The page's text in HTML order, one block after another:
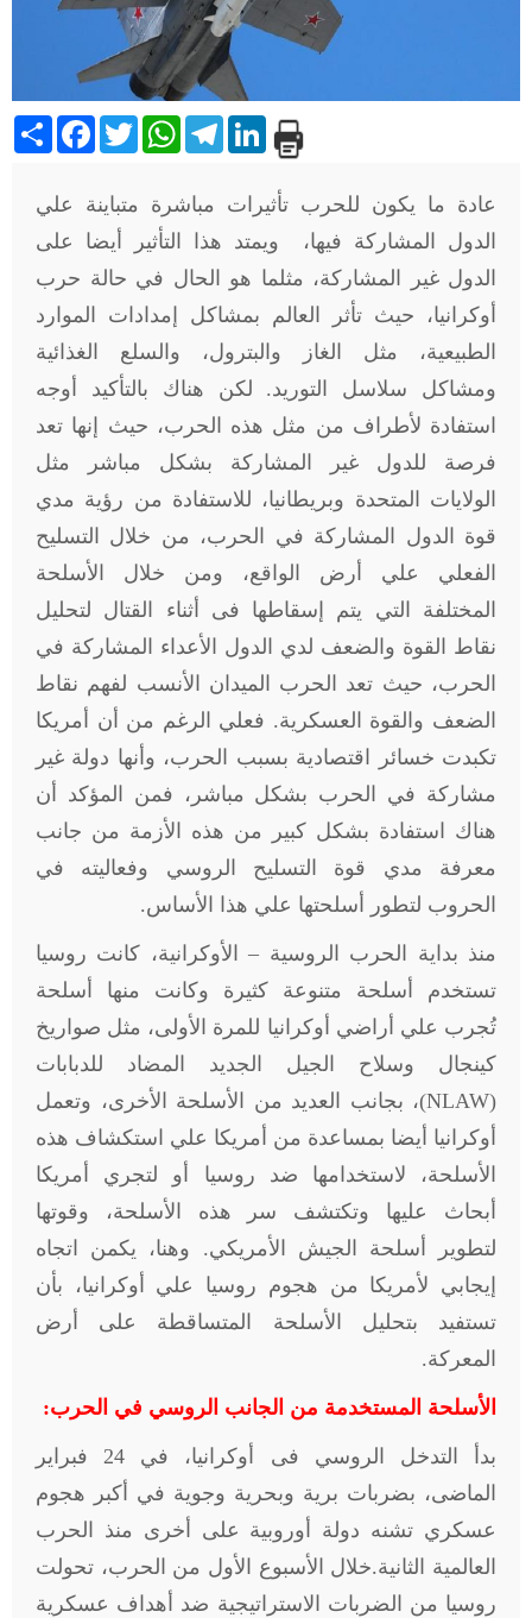
Share Facebook
TwitterWhatsAppTelegramLinkedIn
عادة ما يكون للحرب تأثيرات مباشرة متباينة علي
الدول المشاركة فيها، ويمتد هذا التأثير أيضا على
الدول غير المشاركة، مثلما هو الحال في حالة حرب
أوكرانيا، حيث تأثر العالم بمشاكل إمدادات الموارد
الطبيعية، مثل الغاز والبترول، والسلع الغذائية
ومشاكل سلاسل التوريد. لكن هناك بالتأكيد أوجه
استفادة لأطراف من مثل هذه الحرب، حيث إنها تعد
فرصة للدول غير المشاركة بشكل مباشر مثل
الولايات المتحدة وبريطانيا، للاستفادة من رؤية مدي
قوة الدول المشاركة في الحرب، من خلال التسليح
الفعلي علي أرض الواقع، ومن خلال الأسلحة
المختلفة التي يتم إسقاطها فى أثناء القتال لتحليل
نقاط القوة والضعف لدي الدول الأعداء المشاركة في
الحرب، حيث تعد الحرب الميدان الأنسب لفهم نقاط
الضعف والقوة العسكرية. فعلي الرغم من أن أمريكا
تكبدت خسائر اقتصادية بسبب الحرب، وأنها دولة غير
مشاركة في الحرب بشكل مباشر، فمن المؤكد أن
هناك استفادة بشكل كبير من هذه الأزمة من جانب
معرفة مدي قوة التسليح الروسي وفعاليته في
الحروب لتطور أسلحتها علي هذا الأساس.
منذ بداية الحرب الروسية – الأوكرانية، كانت روسيا
تستخدم أسلحة متنوعة كثيرة وكانت منها أسلحة
تُجرب علي أراضي أوكرانيا للمرة الأولى، مثل صواريخ
كينجال وسلاح الجيل الجديد المضاد للدبابات
(
NLAW)، بجانب العديد من الأسلحة الأخرى، وتعمل
أوكرانيا أيضا بمساعدة من أمريكا علي استكشاف هذه
الأسلحة، لاستخدامها ضد روسيا أو لتجري أمريكا
أبحاث عليها وتكتشف سر هذه الأسلحة، وقوتها
لتطوير أسلحة الجيش الأمريكي. وهنا، يكمن اتجاه
إيجابي لأمريكا من هجوم روسيا علي أوكرانيا، بأن
تستفيد بتحليل الأسلحة المتساقطة على أرض
المعركة.
الأسلحة المستخدمة من الجانب الروسي في الحرب:
بدأ التدخل الروسي فى أوكرانيا، في 24 فبراير
الماضى، بضربات برية وبحرية وجوية في أكبر هجوم
عسكري تشنه دولة أوروبية على أخرى منذ الحرب
العالمية الثانية.خلال الأسبوع الأول من الحرب، تحولت
روسيا من الضربات الاستراتيجية ضد أهداف عسكرية